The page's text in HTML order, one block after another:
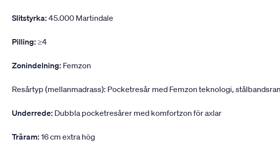
Slitstyrka: 45.000 Martindale
Pilling: ≥4
Zonindelning: Femzon
Resårtyp (mellanmadrass): Pocketresår med Femzon teknologi,
Underrede: Dubbla pocketresårer med komfortzon för axlar
Träram: 16 cm extra hög